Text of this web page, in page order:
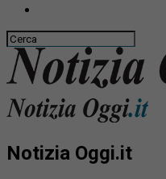
Notizia Oggi.it